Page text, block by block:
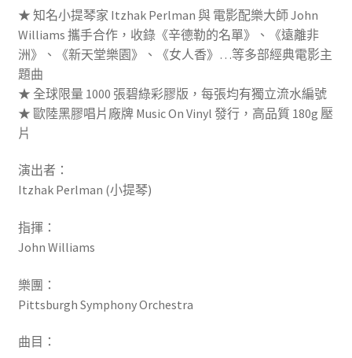
★ 知名小提琴家 Itzhak Perlman 與 電影配樂大師 John
Williams 攜手合作，收錄《辛德勒的名單》、《遠離非
洲》、《新天堂樂園》、《女人香》…等多部經典電影主
題曲
★ 全球限量 1000 張碧綠彩膠版，每張均有獨立流水編號
★ 歐陸黑膠唱片廠牌 Music On Vinyl 發行，高品質 180g 壓
片
演出者：
Itzhak Perlman (小提琴)
指揮：
John Williams
樂團：
Pittsburgh Symphony Orchestra
曲目：